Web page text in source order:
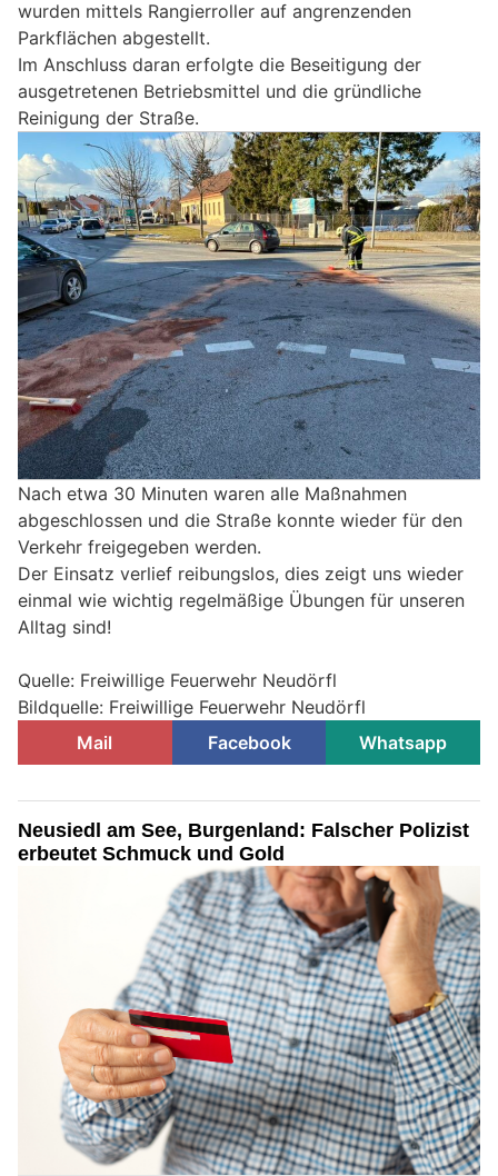
wurden mittels Rangierroller auf angrenzenden
Parkflächen abgestellt.
Im Anschluss daran erfolgte die Beseitigung der
ausgetretenen Betriebsmittel und die gründliche
Reinigung der Straße.
Nach etwa 30 Minuten waren alle Maßnahmen
abgeschlossen und die Straße konnte wieder für den
Verkehr freigegeben werden.
Der Einsatz verlief reibungslos, dies zeigt uns wieder
einmal wie wichtig regelmäßige Übungen für unseren
Alltag sind!
Quelle: Freiwillige Feuerwehr Neudörfl
Bildquelle: Freiwillige Feuerwehr Neudörfl
Mail
Facebook Whatsapp
Neusiedl am See, Burgenland: Falscher Polizist
erbeutet Schmuck und Gold